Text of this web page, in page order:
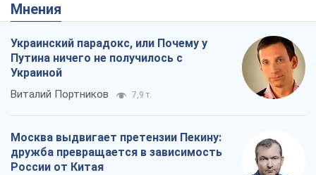
Мнения
Украинский парадокс, или Почему у
Путина ничего не получилось с
Украиной
Виталий Портников 7,9 т.
Москва выдвигает претензии Пекину:
дружба превращается в зависимость
России от Китая